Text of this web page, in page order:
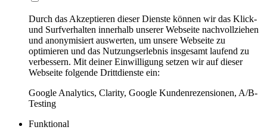
Durch das Akzeptieren dieser Dienste können wir das Klick-
und Surfverhalten innerhalb unserer Webseite nachvollziehen
und anonymisiert auswerten, um unsere Webseite zu
optimieren und das Nutzungserlebnis insgesamt laufend zu
verbessern. Mit deiner Einwilligung setzen wir auf dieser
Webseite folgende Drittdienste ein:
Google Analytics, Clarity, Google Kundenrezensionen, A/B-
Testing
Funktional